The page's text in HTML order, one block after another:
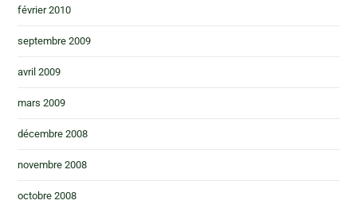
février 2010
septembre 2009
avril 2009
mars 2009
décembre 2008
novembre 2008
octobre 2008